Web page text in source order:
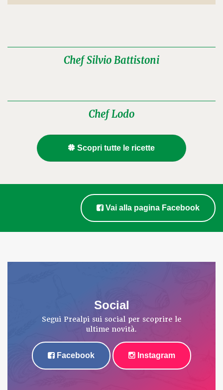
Chef Silvio Battistoni
Chef Lodo
Scopri tutte le ricette
Vai alla pagina Facebook
Social
Segui Prealpi sui social per scoprire le
ultime novità.
Facebook Instagram